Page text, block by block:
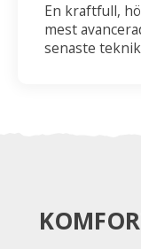
En kraftfull,
mest
senaste